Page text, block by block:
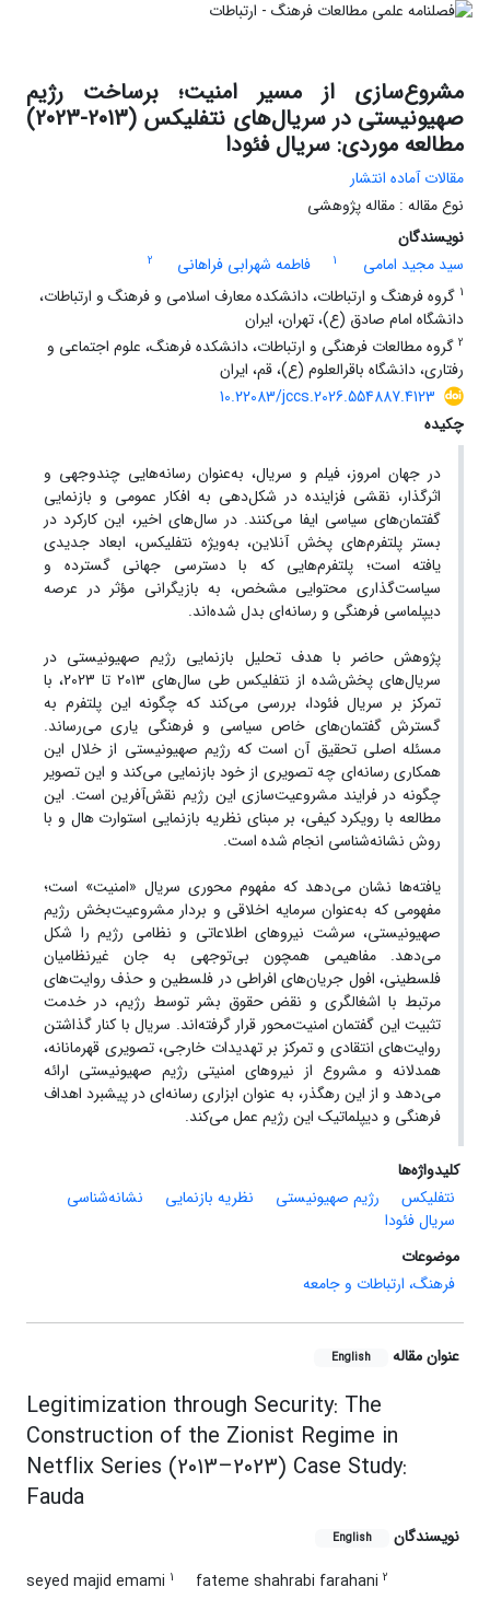
مشروع‌سازی از مسیر امنیت؛ برساخت رژیم
صهیونیستی در سریال‌های نتفلیکس (2013-2023)
مطالعه موردی: سریال فئودا
مقالات آماده انتشار
نوع مقاله : مقاله پژوهشی
نویسندگان
سید مجید امامی
1 فاطمه شهرابی فراهانی
2
1 گروه فرهنگ و ارتباطات، دانشکده معارف اسلامی و فرهنگ و ارتباطات،
دانشگاه امام صادق (ع)، تهران، ایران
2 گروه مطالعات فرهنگی و ارتباطات، دانشکده فرهنگ، علوم اجتماعی و
رفتاری، دانشگاه باقرالعلوم (ع)، قم، ایران
10.22083/jccs.2026.554887.4123
چکیده
در جهان امروز، فیلم و سریال، به‌عنوان رسانه‌هایی چندوجهی و
اثرگذار، نقشی فزاینده در شکل‌دهی به افکار عمومی و بازنمایی
گفتمان‌های سیاسی ایفا می‌کنند. در سال‌های اخیر، این کارکرد در
بستر پلتفرم‌های پخش آنلاین، به‌ویژه نتفلیکس، ابعاد جدیدی
یافته است؛ پلتفرم‌هایی که با دسترسی جهانی گسترده و
سیاست‌گذاری محتوایی مشخص، به بازیگرانی مؤثر در عرصه
دیپلماسی فرهنگی و رسانه‌ای بدل شده‌اند.
پژوهش حاضر با هدف تحلیل بازنمایی رژیم صهیونیستی در
سریال‌های پخش‌شده از نتفلیکس طی سال‌های ۲۰۱۳ تا 2023، با
تمرکز بر سریال فئودا، بررسی می‌کند که چگونه این پلتفرم به
گسترش گفتمان‌های خاص سیاسی و فرهنگی یاری می‌رساند.
مسئله اصلی تحقیق آن است که رژیم صهیونیستی از خلال این
همکاری رسانه‌ای چه تصویری از خود بازنمایی می‌کند و این تصویر
چگونه در فرایند مشروعیت‌سازی این رژیم نقش‌آفرین است. این
مطالعه با رویکرد کیفی، بر مبنای نظریه بازنمایی استوارت هال و با
روش نشانه‌شناسی انجام شده است.
یافته‌ها نشان می‌دهد که مفهوم محوری سریال «امنیت» است؛
مفهومی که به‌عنوان سرمایه اخلاقی و بردار مشروعیت‌بخش رژیم
صهیونیستی، سرشت نیروهای اطلاعاتی و نظامی رژیم را شکل
می‌دهد. مفاهیمی همچون بی‌توجهی به جان غیرنظامیان
فلسطینی، افول جریان‌های افراطی در فلسطین و حذف روایت‌های
مرتبط با اشغالگری و نقض حقوق بشر توسط رژیم، در خدمت
تثبیت این گفتمان امنیت‌محور قرار گرفته‌اند. سریال با کنار گذاشتن
روایت‌های انتقادی و تمرکز بر تهدیدات خارجی، تصویری قهرمانانه،
همدلانه و مشروع از نیروهای امنیتی رژیم صهیونیستی ارائه
می‌دهد و از این رهگذر، به عنوان ابزاری رسانه‌ای در پیشبرد اهداف
فرهنگی و دیپلماتیک این رژیم عمل می‌کند.
کلیدواژه‌ها
نتفلیکس
رژیم صهیونیستی نظریه بازنمایی
نشانه‌شناسی
سریال فئودا
موضوعات
فرهنگ، ارتباطات و جامعه
عنوان مقاله English
Legitimization through Security: The
Construction of the Zionist Regime in
Netflix Series (2013–2023) Case Study:
Fauda
نویسندگان English
seyed majid emami 1 fateme shahrabi farahani 2